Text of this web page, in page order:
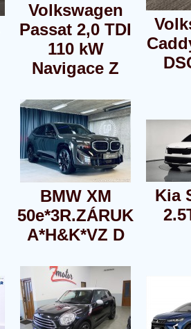
Volkswagen
Passat 2,0 TDI
110 kW
Navigace Z
BMW XM
50e*3R.ZÁRUK
A*H&K*VZ D
Kia